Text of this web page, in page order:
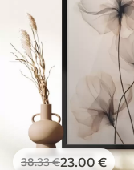
38.33€23.00 €